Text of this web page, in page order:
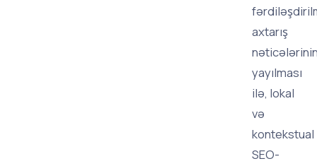
axtarış
yayılması
ilə, lokal
və
kontekstual
SEO-